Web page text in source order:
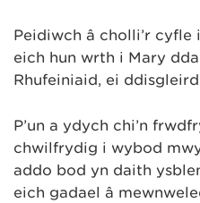
Peidiwch â cholli’r
eich hun wrth i Mary
Rhufeiniaid, ei
P’un a ydych chi’n
chwilfrydig i wybod
addo bod yn daith
eich gadael â